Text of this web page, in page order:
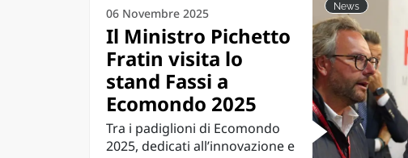
News
06 Novembre 2025
Il Ministro Pichetto
Fratin visita lo
stand Fassi a
Ecomondo 2025
Tra i padiglioni di Ecomondo
2025, dedicati all’innovazione e